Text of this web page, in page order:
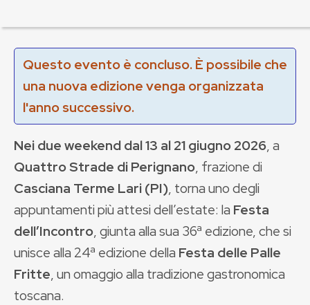
Questo evento è concluso. È possibile che
una nuova edizione venga organizzata
l'anno successivo.
Nei due weekend dal 13 al 21 giugno 2026, a
Quattro Strade di Perignano, frazione di
Casciana Terme Lari (PI), torna uno degli
appuntamenti più attesi dell’estate: la Festa
dell’Incontro, giunta alla sua 36ª edizione, che si
unisce alla 24ª edizione della Festa delle Palle
Fritte, un omaggio alla tradizione gastronomica
toscana.